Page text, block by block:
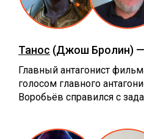
Танос (Джош Бролин) —
Главный антагонист
голосом главного
Воробьёв справился с